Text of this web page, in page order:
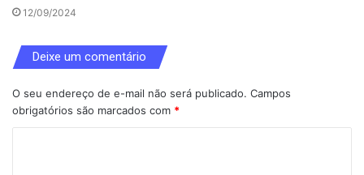
12/09/2024
Deixe um comentário
O seu endereço de e-mail não será publicado. Campos
obrigatórios são marcados com *